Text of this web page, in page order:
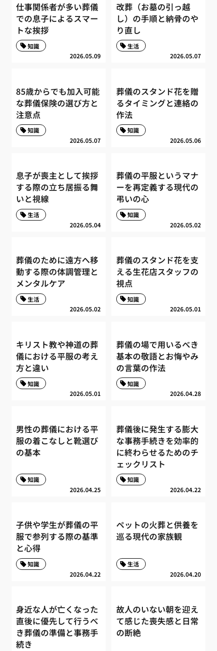
仕事関係者が多い葬儀
での息子によるスマー
トな挨拶
2026.05.09
知識
改葬（お墓の引っ越
し）の手順と納骨のや
り直し
2026.05.07
生活
85歳からでも加入可能
な葬儀保険の選び方と
注意点
2026.05.07
知識
葬儀のスタンド花を贈
るタイミングと連絡の
作法
2026.05.06
知識
息子が喪主として挨拶
する際の立ち居振る舞
いと視線
2026.05.04
生活
葬儀の平服というマナ
ーを再定義する現代の
弔いの心
2026.05.02
知識
葬儀のために遠方へ移
動する際の体調管理と
メンタルケア
2026.05.02
生活
葬儀のスタンド花を支
える生花店スタッフの
視点
2026.05.01
知識
キリスト教や神道の葬
儀における平服の考え
方と違い
2026.05.01
知識
葬儀の場で用いるべき
基本の敬語とお悔やみ
の言葉の作法
2026.04.28
知識
男性の葬儀における平
服の着こなしと靴選び
の基本
2026.04.25
知識
葬儀後に発生する膨大
な事務手続きを効率的
に終わらせるためのチ
ェックリスト
2026.04.22
知識
子供や学生が葬儀の平
服で参列する際の基準
と心得
2026.04.22
知識
ペットの火葬と供養を
巡る現代の家族観
2026.04.20
生活
身近な人が亡くなった
直後に優先して行うべ
き葬儀の準備と事務手
続き
故人のいない朝を迎え
て感じた喪失感と日常
の断絶